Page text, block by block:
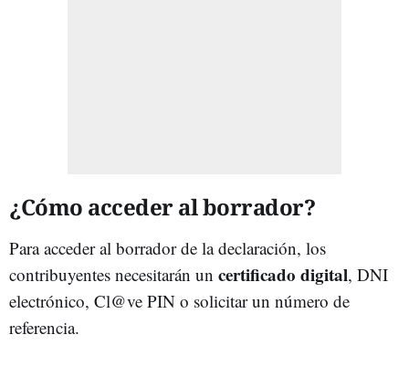
¿Cómo acceder al borrador?
Para acceder al borrador de la declaración, los
contribuyentes necesitarán un certificado digital, DNI
electrónico, Cl@ve PIN o solicitar un número de
referencia.